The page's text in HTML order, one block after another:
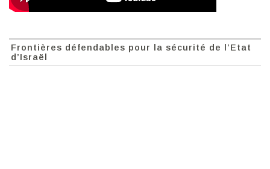
Frontières défendables pour la sécurité de l’Etat
d’Israël